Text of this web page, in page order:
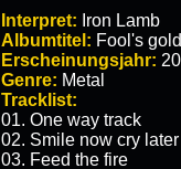
Interpret: Iron Lamb
Albumtitel: Fool's gold
Erscheinungsjahr:
Genre: Metal
Tracklist:
01. One way track
02. Smile now cry later
03. Feed the fire